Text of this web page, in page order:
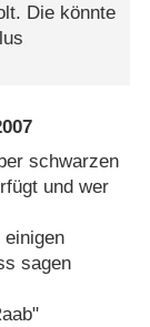
Die könnte
schwarzen
und wer
sagen